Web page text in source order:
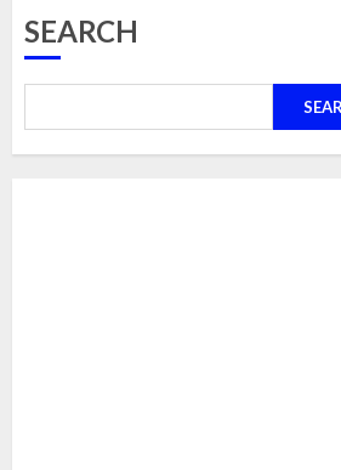
SEARCH